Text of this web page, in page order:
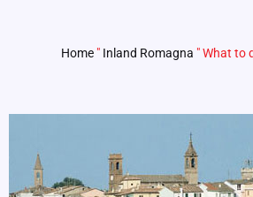
Home " Inland Romagna "What to